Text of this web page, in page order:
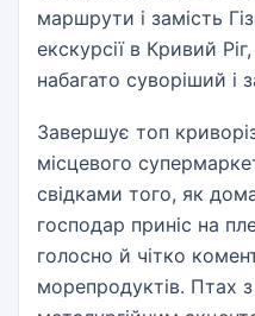
маршрути і замість
екскурсії в Кривий
набагато суворіший і
Завершує топ
місцевого
свідками того, як
господар приніс на
голосно й чітко
морепродуктів. Птах